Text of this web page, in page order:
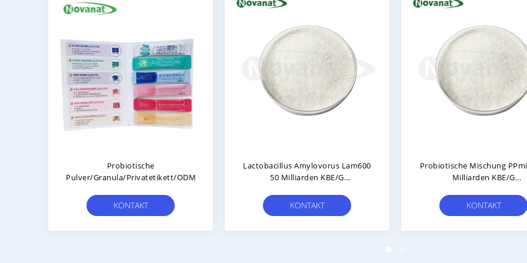
Probiotische Mischung PPmix 500
Milliarden KBE/g
KONTAKT
Enterococcus Faecium EFM530
500 Milliarden KBE/g
KONTAKT
Lactobacillus Jensenii LJ37 300
Milliarden CFU/g
KONTAKT